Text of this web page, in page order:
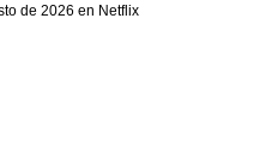
de 2026 en Netflix